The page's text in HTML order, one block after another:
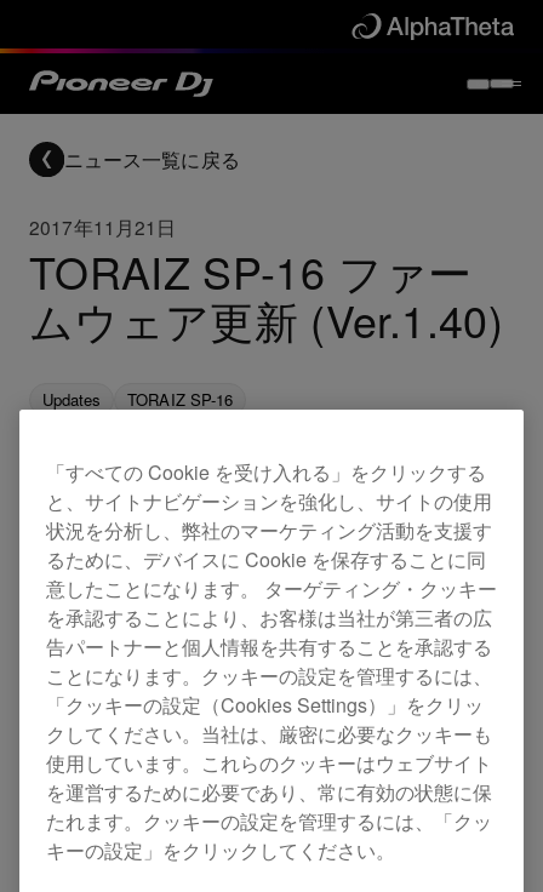
ニュース一覧に戻る
2017年11月21日
TORAIZ SP-16 ファー
ムウェア更新 (Ver.1.40)
Updates TORAIZ SP-16
新規
シーケンスのコピー・ペーストが可能
になりました。
トラックのコピー・ペーストが可能に
なりました。
トラックの入れ替えが可能になりまし
た。
シーケンスのダイナミックレコーディ
ングに対しUNDO機能を追加しまし
た。
「すべての Cookie を受け入れる」をクリックする
と、サイトナビゲーションを強化し、サイトの使用
状況を分析し、弊社のマーケティング活動を支援す
るために、デバイスに Cookie を保存することに同
意したことになります。 ターゲティング・クッキー
を承認することにより、お客様は当社が第三者の広
告パートナーと個人情報を共有することを承認する
ことになります。クッキーの設定を管理するには、
「クッキーの設定（Cookies Settings）」をクリッ
クしてください。当社は、厳密に必要なクッキーも
使用しています。これらのクッキーはウェブサイト
を運営するために必要であり、常に有効の状態に保
たれます。クッキーの設定を管理するには、「クッ
キーの設定」をクリックしてください。